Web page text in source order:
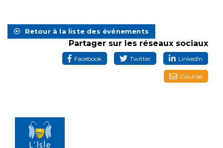
Retour à la liste des événements
Partager sur les réseaux sociaux
Facebook Twitter LinkedIn
Courriel